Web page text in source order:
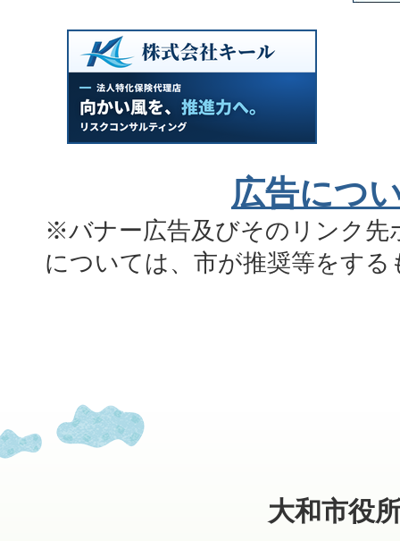
広告につ
※バナー広告及びそのリンク先
については、市が推奨等をす
大和市役